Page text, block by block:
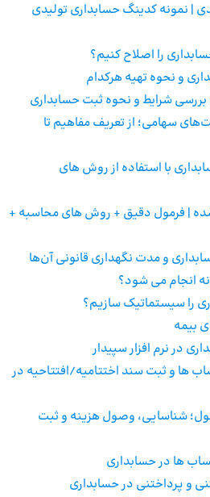
| نمونه کدینگ حسابداری تولیدی
و نحوه تهیه هرکدام
شرایط و نحوه ثبت حسابداری
سهامی؛ از تعریف مفاهیم تا
با استفاده از روش های
| فرمول دقیق + روش‌ های محاسبه +
و مدت نگهداری قانونی آن‌ها
انجام می شود؟
را سیستماتیک سازیم؟
بیمه
در نرم افزار سپیدار
ها و ثبت سند اختتامیه/افتتاحیه در
شناسایی، وصول هزینه و ثبت
ها در حسابداری
و پرداختنی در حسابداری